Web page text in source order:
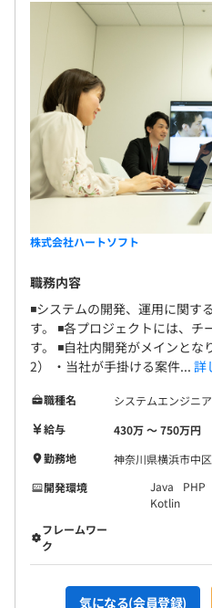
株式会社ハートソフト
職務内容
◾️システムの開発、運用に関す
す。 ◾️各プロジェクトには、
す。 ◾️自社内開発がメインとな
2） ・当社が手掛ける案件... 詳
職種名
システムエンジニア
給与
430万 〜 750万円
勤務地
神奈川県横浜市中
開発環境
Java PHP
Kotlin
フレームワー
ク
気になる(会員登録)